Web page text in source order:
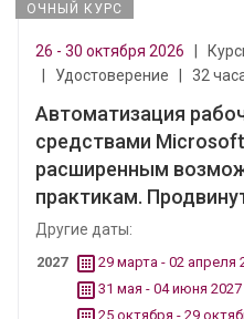
ОЧНЫЙ КУРС
26 - 30 октября 2026
Удостоверение 32
Автоматизация
средствами
расширенным
практикам.
Другие даты:
2027
29 марта - 02 апреля
31 мая - 04 июня 2027
25 октября - 29